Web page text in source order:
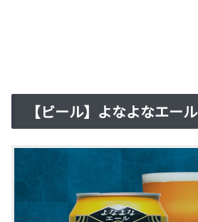
【ビール】よなよなエール